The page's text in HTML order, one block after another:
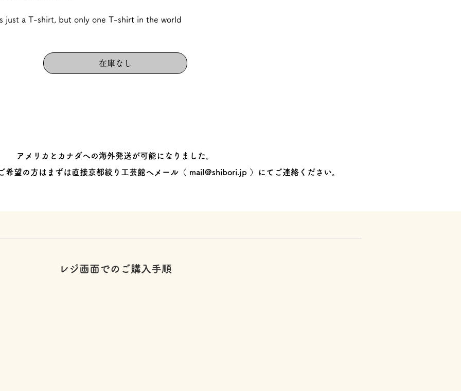
just a T-shirt, but only one T-shirt in the world
在庫なし
アメリカとカナダへの海外発送が可能になりました。
希望の方はまずは直接京都絞り工芸館へメール（ mail@shibori.jp ）にてご連絡ください。
レジ画面でのご購入手順